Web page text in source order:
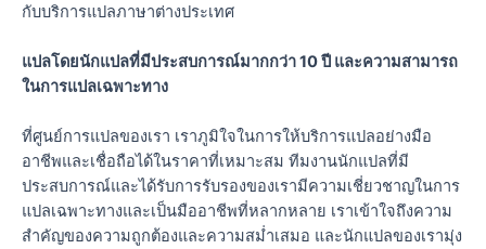
กับบริการแปลภาษาต่างประเทศ
แปลโดยนักแปลที่มีประสบการณ์มากกว่า 10 ปี และความสามารถ
ในการแปลเฉพาะทาง
ที่ศูนย์การแปลของเรา เราภูมิใจในการให้บริการแปลอย่างมือ
อาชีพและเชื่อถือได้ในราคาที่เหมาะสม ทีมงานนักแปลที่มี
ประสบการณ์และได้รับการรับรองของเรามีความเชี่ยวชาญในการ
แปลเฉพาะทางและเป็นมืออาชีพที่หลากหลาย เราเข้าใจถึงความ
สำคัญของความถูกต้องและความสม่ำเสมอ และนักแปลของเรามุ่ง